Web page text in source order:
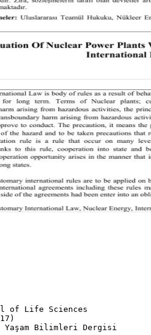
of Life Sciences
Yaşam Bilimleri Dergisi